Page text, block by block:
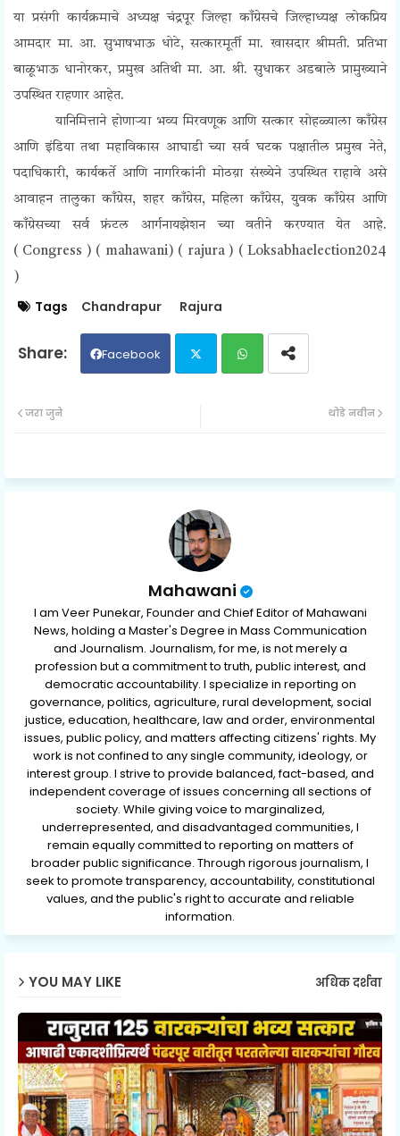
या प्रसंगी कार्यक्रमाचे अध्यक्ष चंद्रपूर जिल्हा काँग्रेसचे जिल्हाध्यक्ष लोकप्रिय
आमदार मा. आ. सुभाषभाऊ धोटे, सत्कारमूर्ती मा. खासदार श्रीमती. प्रतिभा
बाळूभाऊ धानोरकर, प्रमुख अतिथी मा. आ. श्री. सुधाकर अडबाले प्रामुख्याने
उपस्थित राहणार आहेत.
यानिमित्ताने होणाऱ्या भव्य मिरवणूक आणि सत्कार सोहळ्याला काँग्रेस
आणि इंडिया तथा महाविकास आघाडी च्या सर्व घटक पक्षातील प्रमुख नेते,
पदाधिकारी, कार्यकर्ते आणि नागरिकांनी मोठय़ा संख्येने उपस्थित राहावे असे
आवाहन तालुका काँग्रेस, शहर काँग्रेस, महिला काँग्रेस, युवक काँग्रेस आणि
काँग्रेसच्या सर्व फ्रंटल आर्गनायझेशन च्या वतीने करण्यात येत आहे.
( Congress ) ( mahawani) ( rajura ) ( Loksabhaelection2024
)
Tags Chandrapur Rajura
Facebook
ap
थोडे नवीन
जरा जुने
Mahawani
I am Veer Punekar, Founder and Chief Editor of Mahawani
News, holding a Master's Degree in Mass Communication
and Journalism. Journalism, for me, is not merely a
profession but a commitment to truth, public interest, and
democratic accountability. I specialize in reporting on
governance, politics, agriculture, rural development, social
justice, education, healthcare, law and order, environmental
issues, public policy, and matters affecting citizens' rights. My
work is not confined to any single community, ideology, or
interest group. I strive to provide balanced, fact-based, and
independent coverage of issues concerning all sections of
society. While giving voice to marginalized,
underrepresented, and disadvantaged communities, I
remain equally committed to reporting on matters of
broader public significance. Through rigorous journalism, I
seek to promote transparency, accountability, constitutional
values, and the public's right to accurate and reliable
information.
YOU MAY LIKE अधिक दर्शवा